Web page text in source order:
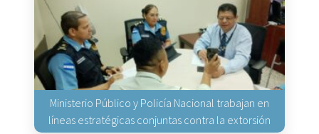
Ministerio Público y Policía Nacional trabajan en
líneas estratégicas conjuntas contra la extorsión